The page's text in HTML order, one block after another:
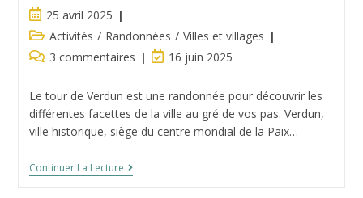
Publication
publiée :
25 avril 2025
Post
category:
Activités / Randonnées / Villes et villages
Commentaires
la
publication :
3 commentaires
Dernière
de
la
publication :
16 juin 2025
Le tour de Verdun est une randonnée pour découvrir les
différentes facettes de la ville au gré de vos pas. Verdun,
ville historique, siège du centre mondial de la Paix…
Continuer La LectureLe
Tour